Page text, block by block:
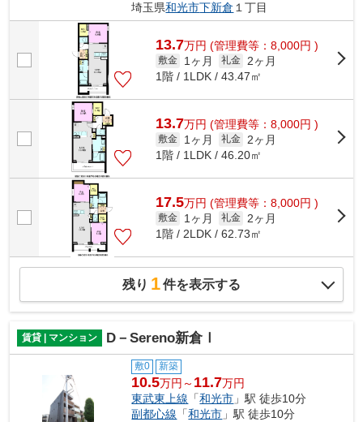
埼玉県和光市下新倉 １丁目
13.7万円 (管理費等：8,000円 )
敷金 1ヶ月 礼金
2ヶ月
1階 / 1LDK / 43.47㎡
13.7万円 (管理費等：8,000円 )
敷金 1ヶ月 礼金
2ヶ月
1階 / 1LDK / 46.20㎡
17.5万円 (管理費等：8,000円 )
敷金 1ヶ月 礼金
2ヶ月
1階 / 2LDK / 62.73㎡
残り 1件を表示する
賃貸 | マンション D－Sereno新倉Ⅰ
敷0 新築
10.5万円～ 11.7万円
東武東上線 「和光市 」駅 徒歩10分
副都心線 「和光市 」駅 徒歩10分